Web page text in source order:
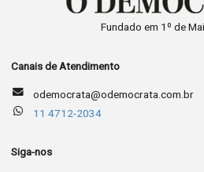
Fundado em 1º de
Canais de Atendimento
odemocrata@odemocrata.com.br
11 4712-2034
Siga-nos